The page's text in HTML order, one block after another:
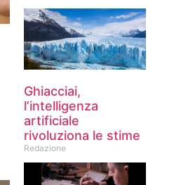
Ghiacciai,
l’intelligenza
artificiale
rivoluziona le stime
Redazione